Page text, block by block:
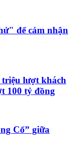
để cảm nhận
lượt khách
100 tỷ đồng
Cổ” giữa